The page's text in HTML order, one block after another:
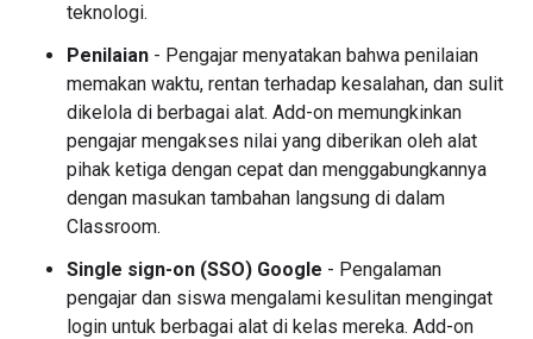
teknologi.
Penilaian - Pengajar menyatakan bahwa penilaian
memakan waktu, rentan terhadap kesalahan, dan sulit
dikelola di berbagai alat. Add-on memungkinkan
pengajar mengakses nilai yang diberikan oleh alat
pihak ketiga dengan cepat dan menggabungkannya
dengan masukan tambahan langsung di dalam
Classroom.
Single sign-on (SSO) Google - Pengalaman
pengajar dan siswa mengalami kesulitan mengingat
login untuk berbagai alat di kelas mereka. Add-on